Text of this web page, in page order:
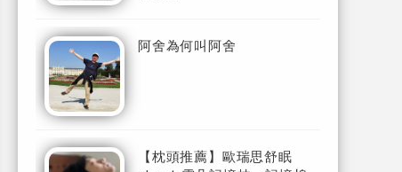
阿舍為何叫阿舍
【枕頭推薦】歐瑞思舒眠